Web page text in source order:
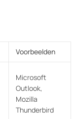
Voorbeelden
Microsoft
Outlook,
Mozilla
Thunderbird